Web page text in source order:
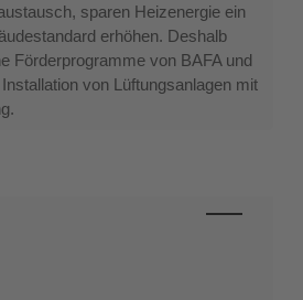
sparen Heizenergie ein
erhöhen. Deshalb
Förderprogramme von BAFA und
von Lüftungsanlagen mit